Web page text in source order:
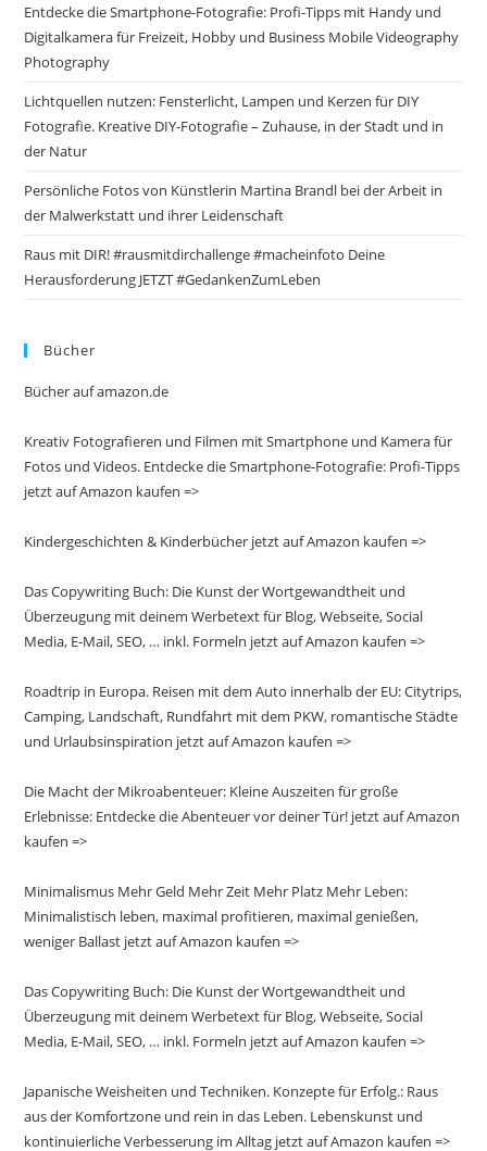
Entdecke die Smartphone-Fotografie: Profi-Tipps mit Handy und
Digitalkamera für Freizeit, Hobby und Business Mobile Videography
Photography
Lichtquellen nutzen: Fensterlicht, Lampen und Kerzen für DIY
Fotografie. Kreative DIY-Fotografie – Zuhause, in der Stadt und in
der Natur
Persönliche Fotos von Künstlerin Martina Brandl bei der Arbeit in
der Malwerkstatt und ihrer Leidenschaft
Raus mit DIR! #rausmitdirchallenge #macheinfoto Deine
Herausforderung JETZT #GedankenZumLeben
Bücher
Bücher auf amazon.de
Kreativ Fotografieren und Filmen mit Smartphone und Kamera für
Fotos und Videos. Entdecke die Smartphone-Fotografie: Profi-Tipps
jetzt auf Amazon kaufen =>
Kindergeschichten & Kinderbücher jetzt auf Amazon kaufen =>
Das Copywriting Buch: Die Kunst der Wortgewandtheit und
Überzeugung mit deinem Werbetext für Blog, Webseite, Social
Media, E-Mail, SEO, … inkl. Formeln jetzt auf Amazon kaufen =>
Roadtrip in Europa. Reisen mit dem Auto innerhalb der EU: Citytrips,
Camping, Landschaft, Rundfahrt mit dem PKW, romantische Städte
und Urlaubsinspiration jetzt auf Amazon kaufen =>
Die Macht der Mikroabenteuer: Kleine Auszeiten für große
Erlebnisse: Entdecke die Abenteuer vor deiner Tür! jetzt auf Amazon
kaufen =>
Minimalismus Mehr Geld Mehr Zeit Mehr Platz Mehr Leben:
Minimalistisch leben, maximal profitieren, maximal genießen,
weniger Ballast jetzt auf Amazon kaufen =>
Das Copywriting Buch: Die Kunst der Wortgewandtheit und
Überzeugung mit deinem Werbetext für Blog, Webseite, Social
Media, E-Mail, SEO, … inkl. Formeln jetzt auf Amazon kaufen =>
Japanische Weisheiten und Techniken. Konzepte für Erfolg.: Raus
aus der Komfortzone und rein in das Leben. Lebenskunst und
kontinuierliche Verbesserung im Alltag jetzt auf Amazon kaufen =>